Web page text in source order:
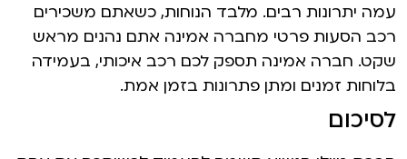
עמה יתרונות רבים. מלבד הנוחות, כשאתם משכירים
רכב הסעות פרטי מחברה אמינה אתם נהנים מראש
שקט. חברה אמינה תספק לכם רכב איכותי, בעמידה
בלוחות זמנים ומתן פתרונות בזמן אמת.
לסיכום